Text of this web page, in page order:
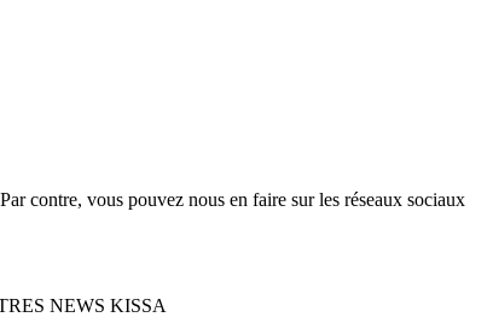
Par contre, vous pouvez nous en faire sur les réseaux sociaux
NEWS KISSA